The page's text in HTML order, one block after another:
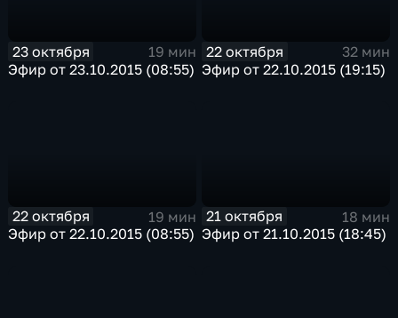
23 октября
19 мин
Эфир от 23.10.2015 (08:55)
22 октября
32 мин
Эфир от 22.10.2015 (19:15)
22 октября
19 мин
Эфир от 22.10.2015 (08:55)
21 октября
18 мин
Эфир от 21.10.2015 (18:45)